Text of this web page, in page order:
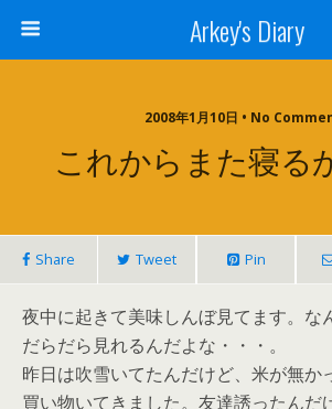
Arkey's Diary
2008年1月10日 • No
これからまた寝る
Share Tweet Pin
夜中に起きて美味しんぼ見てます。な
だらだら見れるんだよな・・・。
昨日は吹雪いてたんだけど、米が無か
買い物いてきました。友達誘ったんだ